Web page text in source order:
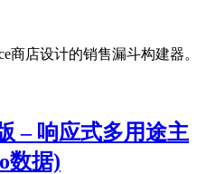
商店设计的销售漏斗构建器。
– 响应式多用途主
数据)